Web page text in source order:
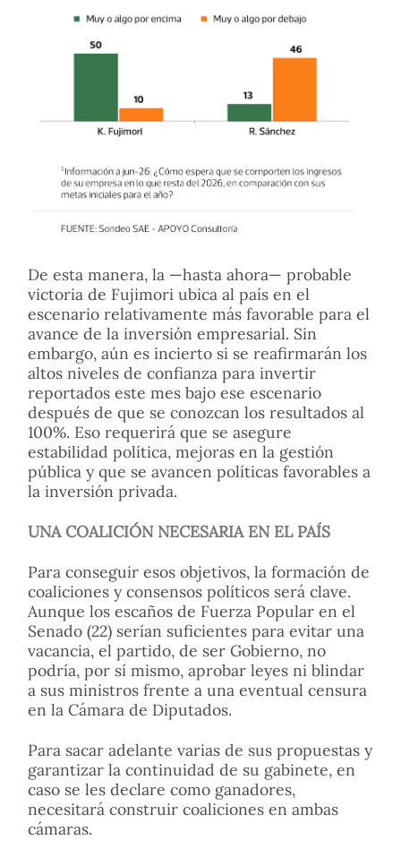
De esta manera, la —hasta ahora— probable
victoria de Fujimori ubica al país en el
escenario relativamente más favorable para el
avance de la inversión empresarial. Sin
embargo, aún es incierto si se reafirmarán los
altos niveles de confianza para invertir
reportados este mes bajo ese escenario
después de que se conozcan los resultados al
100%. Eso requerirá que se asegure
estabilidad política, mejoras en la gestión
pública y que se avancen políticas favorables a
la inversión privada.
UNA COALICIÓN NECESARIA EN EL PAÍS
Para conseguir esos objetivos, la formación de
coaliciones y consensos políticos será clave.
Aunque los escaños de Fuerza Popular en el
Senado (22) serían suficientes para evitar una
vacancia, el partido, de ser Gobierno, no
podría, por sí mismo, aprobar leyes ni blindar
a sus ministros frente a una eventual censura
en la Cámara de Diputados.
Para sacar adelante varias de sus propuestas y
garantizar la continuidad de su gabinete, en
caso se les declare como ganadores,
necesitará construir coaliciones en ambas
cámaras.